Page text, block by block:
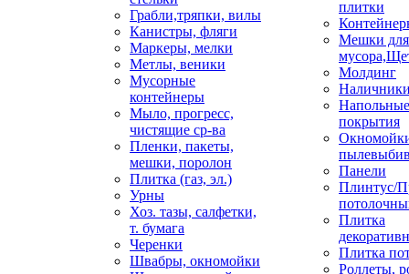
Грабли,тряпки, вилы
Канистры, фляги
Маркеры, мелки
Метлы, веники
Мусорные
контейнеры
Мыло, прогресс,
чистящие ср-ва
Пленки, пакеты,
мешки, поролон
Плитка (газ, эл.)
Урны
Хоз. тазы, салфетки,
т. бумага
Черенки
Швабры, окномойки
плитки
Мешки для
Молдинг
Напольные
покрытия
Панели
Плинтус/
Плитка
Плитка
Роллеты,